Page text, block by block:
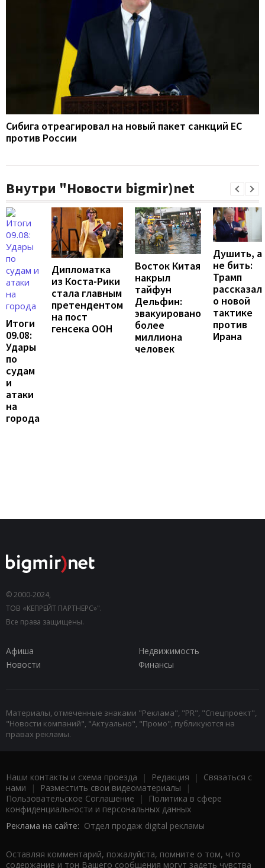
Сибига отреагировал на новый пакет санкций ЕС
против России
Внутри "Новости bigmir)net
Итоги
09.08:
Удары
по
судам
и
атаки
на
города
Дипломатка
из Коста-Рики
стала главным
претендентом
на пост
генсека ООН
Восток Китая
накрыл
тайфун
Дельфин:
эвакуировано
более
миллиона
человек
Душить, а
не бить:
Трамп
рассказал
о новой
тактике
против
Ирана
© 2000-2024,
ТОВ «КЕПРЕЙТ ПАРТНЕРС»".
Все права защищены.
Афиша
Недвижимость
Новости
Финансы
Материалы, отмеченные знаками "Реклама", "PR", "Спецпроект",
"Новости компаний", "Актуально", "Промо", публикуются на
правах рекламы.
Наши контакты и схема проезда | Редакция | Связаться с
нами | Разместить свои видеоматериалы |
Пользовательское Соглашение |
Политика в сфере
конфиденциальности и персональных данных
Реклама на сайте: Отдел продаж digital рекламы
Оставляя комментарий, пожалуйста, помните о том, что
содержание и тон Вашего сообщения могут задеть чувства